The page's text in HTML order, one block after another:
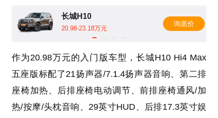
长城H10
20.98-23.18万元
询底价
作为20.98万元的入门版车型，长城H10 Hi4 Max
五座版标配了21扬声器/7.1.4扬声器音响、第二排
座椅加热、后排座椅电动调节、前排座椅通风/加
热/按摩/头枕音响、29英寸HUD、后排17.3英寸娱